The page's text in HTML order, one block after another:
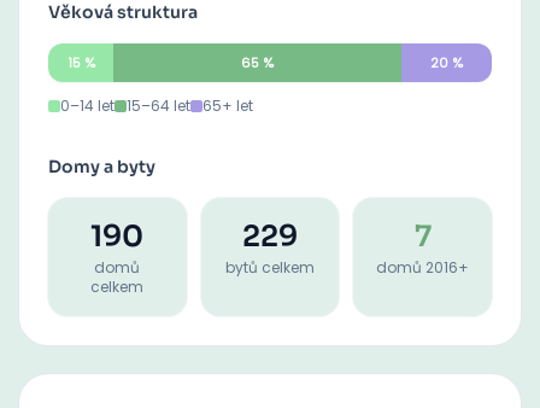
Věková struktura
15% 65% 20%
0–14 let 15–64 let 65+ let
Domy a byty
190
domů
celkem
229
bytů celkem
7
domů 2016+